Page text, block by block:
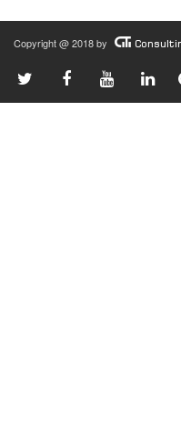
Copyright @ 2018 by